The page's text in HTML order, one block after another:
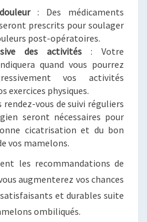
: Des médicaments
prescrits pour soulager
post-opératoires.
des activités : Votre
quand vous pourrez
vos activités
exercices physiques.
rendez-vous de suivi réguliers
seront nécessaires pour
cicatrisation et du bon
vos mamelons.
les recommandations de
augmenterez vos chances
et durables suite
ombiliqués.